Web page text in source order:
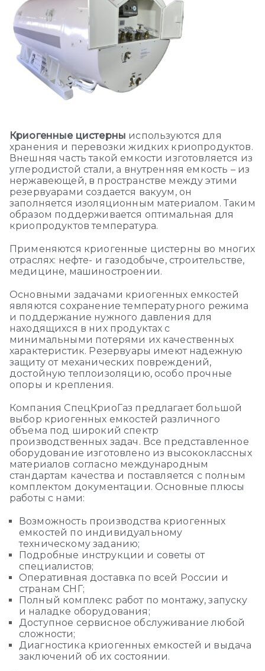
Криогенные цистерны используются для
хранения и перевозки жидких криопродуктов.
Внешняя часть такой емкости изготовляется из
углеродистой стали, а внутренняя емкость – из
нержавеющей, в пространстве между этими
резервуарами создается вакуум, он
заполняется изоляционным материалом. Таким
образом поддерживается оптимальная для
криопродуктов температура.
Применяются криогенные цистерны во многих
отраслях: нефте- и газодобыче, строительстве,
медицине, машиностроении.
Основными задачами криогенных емкостей
являются сохранение температурного режима
и поддержание нужного давления для
находящихся в них продуктах с
минимальными потерями их качественных
характеристик. Резервуары имеют надежную
защиту от механических повреждений,
достойную теплоизоляцию, особо прочные
опоры и крепления.
Компания СпецКриоГаз предлагает большой
выбор криогенных емкостей различного
объема под широкий спектр
производственных задач. Все представленное
оборудование изготовлено из высококлассных
материалов согласно международным
стандартам качества и поставляется с полным
комплектом документации. Основные плюсы
работы с нами:
Возможность производства криогенных
емкостей по индивидуальному
техническому заданию;
Подробные инструкции и советы от
специалистов;
Оперативная доставка по всей России и
странам СНГ;
Полный комплекс работ по монтажу, запуску
и наладке оборудования;
Доступное сервисное обслуживание любой
сложности;
Диагностика криогенных емкостей и выдача
заключений об их состоянии.